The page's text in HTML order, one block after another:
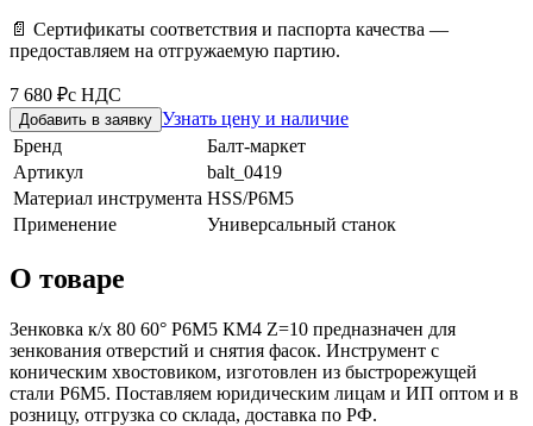
📄 Сертификаты соответствия и паспорта качества —
предоставляем на отгружаемую партию.
7 680 ₽с НДС
Добавить в заявку Узнать цену и наличие
Бренд
Балт-маркет
Артикул
balt_0419
Материал инструмента HSS/Р6М5
Применение
Универсальный станок
О товаре
Зенковка к/х 80 60° Р6М5 КМ4 Z=10 предназначен для
зенкования отверстий и снятия фасок. Инструмент с
коническим хвостовиком, изготовлен из быстрорежущей
стали Р6М5. Поставляем юридическим лицам и ИП оптом и в
розницу, отгрузка со склада, доставка по РФ.